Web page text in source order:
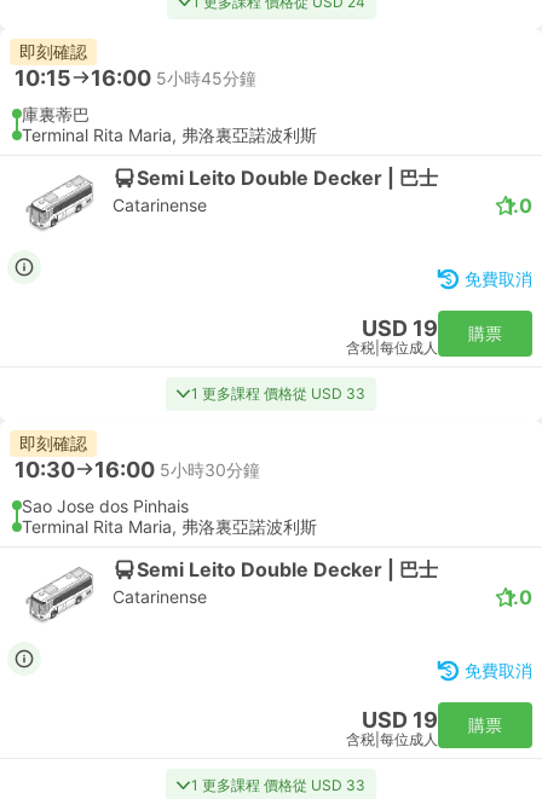
即刻確認
10:15 16:00 5小時45分鐘
庫裏蒂巴
Terminal Rita Maria, 弗洛裏亞諾波利斯
Semi Leito Double Decker | 巴士
Catarinense 1.0
免費取消
USD 19
含税 每位成人
購票
1 更多課程 價格從 USD 33
即刻確認
10:30 16:00 5小時30分鐘
Sao Jose dos Pinhais
Terminal Rita Maria, 弗洛裏亞諾波利斯
Semi Leito Double Decker | 巴士
Catarinense 1.0
免費取消
USD 19
含税 每位成人
購票
1 更多課程 價格從 USD 33